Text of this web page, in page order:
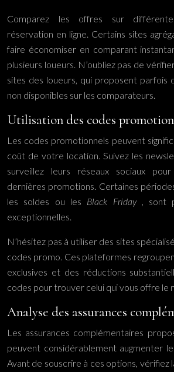
Comparez les offres sur
réservation en ligne. Certains sites
faire économiser en comparant
plusieurs loueurs. N’oubliez pas de
sites des loueurs, qui proposent parfois
non disponibles sur les comparateurs.
Utilisation des codes
Les codes promotionnels peuvent
coût de votre location. Suivez les
surveillez leurs réseaux sociaux
dernières promotions. Certaines
les soldes ou les Black Friday , sont
exceptionnelles.
N’hésitez pas à utiliser des sites
codes promo. Ces plateformes
exclusives et des réductions
codes pour trouver celui qui vous offre le
Analyse des assurances
Les assurances complémentaires
peuvent considérablement augmenter
Avant de souscrire à ces options,